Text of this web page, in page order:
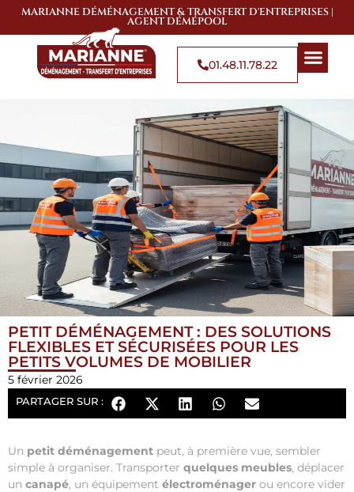
MARIANNE DÉMÉNAGEMENT & TRANSFERT D'ENTREPRISES |
AGENT DÉMÉPOOL
01.48.11.78.22
PETIT DÉMÉNAGEMENT : DES SOLUTIONS
FLEXIBLES ET SÉCURISÉES POUR LES
PETITS VOLUMES DE MOBILIER
5 février 2026
PARTAGER SUR :
Un petit déménagement peut, à première vue, sembler
simple à organiser. Transporter quelques meubles, déplacer
un canapé, un équipement électroménager ou encore vider